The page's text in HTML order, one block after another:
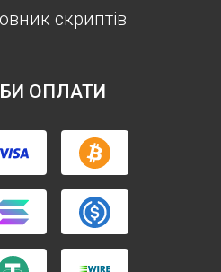
скриптів
ОПЛАТИ